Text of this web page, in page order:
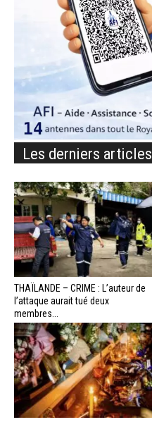
Les derniers articles
THAÏLANDE – CRIME : L’auteur de
l’attaque aurait tué deux
membres...